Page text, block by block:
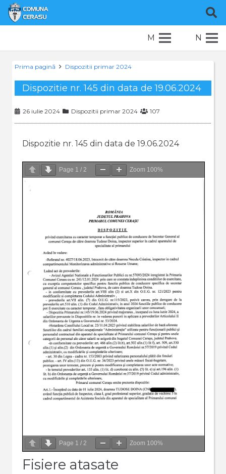
M N
Prima pagină Dispozitii primar 2024
Dispozitie nr. 145 din data de 19.06.2024
26 iulie 2024 Dispozitii primar 2024 107
Dispozitie nr. 145 din data de 19.06.2024
Page 1 / 2 Zoom 100%
Page 1 / 2 Zoom 100%
Fisiere atasate